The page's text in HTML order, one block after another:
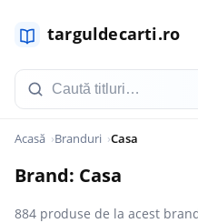
Acasă Branduri Casa
Brand: Casa
884 produse de la acest